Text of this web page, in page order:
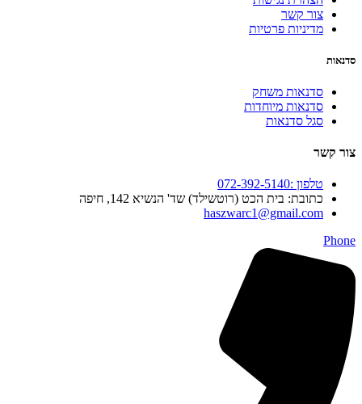
צור קשר
מדיניות פרטיות
סדנאות
סדנאות משחק
סדנאות מיוחדות
סגל סדנאות
צור קשר
טלפון :072-392-5140
כתובת: בית הכט (רוטשילד) שד' הנשיא 142, חיפה
haszwarc1@gmail.com
Phone